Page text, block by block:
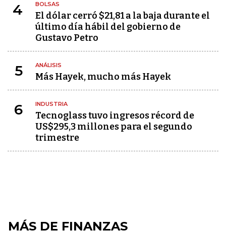
4 BOLSAS
El dólar cerró $21,81 a la baja durante el
último día hábil del gobierno de
Gustavo Petro
5 ANÁLISIS
Más Hayek, mucho más Hayek
6 INDUSTRIA
Tecnoglass tuvo ingresos récord de
US$295,3 millones para el segundo
trimestre
MÁS DE FINANZAS